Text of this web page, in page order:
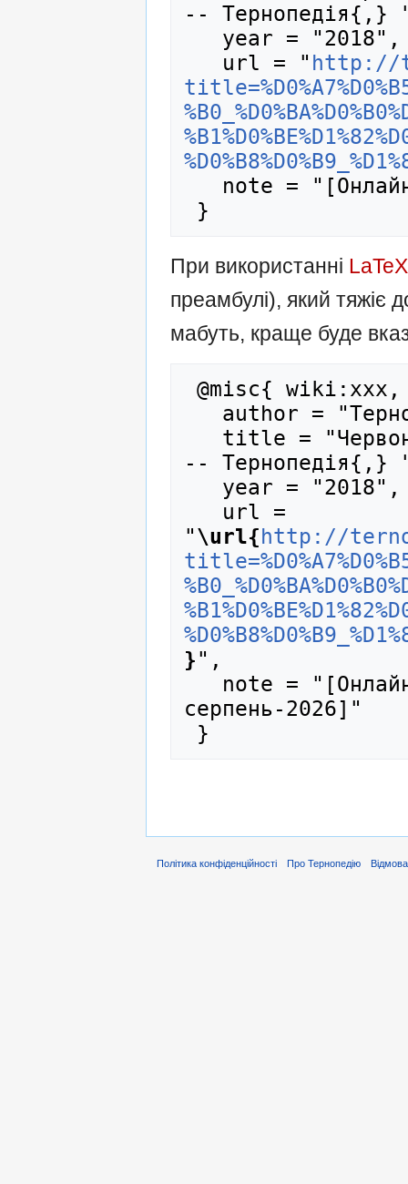
-- Тернопедія{,}
   url = "
http://
При використанні LaTeX
преамбулі), який
мабуть, краще буде
-- Тернопедія{,}
"\url{http://
}",
серпень-2026]"
Політика конфіденційності Про Тернопедію Відмова